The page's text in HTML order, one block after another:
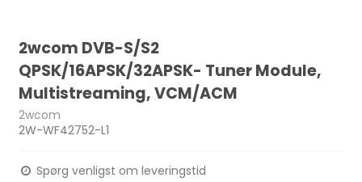
2wcom DVB-S/S2
QPSK/16APSK/32APSK- Tuner Module,
Multistreaming, VCM/ACM
2wcom
2W-WF42752-L1
Spørg venligst om leveringstid